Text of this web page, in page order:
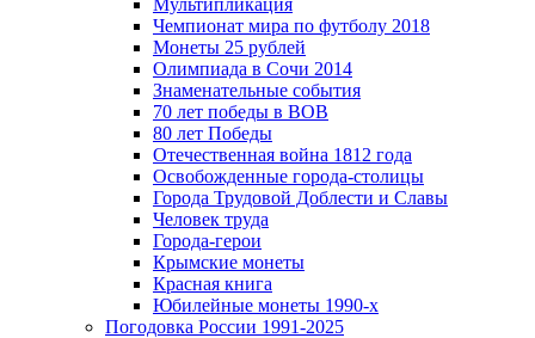
Мультипликация
Чемпионат мира по футболу 2018
Монеты 25 рублей
Олимпиада в Сочи 2014
Знаменательные события
70 лет победы в ВОВ
80 лет Победы
Отечественная война 1812 года
Освобожденные города-столицы
Города Трудовой Доблести и Славы
Человек труда
Города-герои
Крымские монеты
Красная книга
Юбилейные монеты 1990-х
Погодовка России 1991-2025